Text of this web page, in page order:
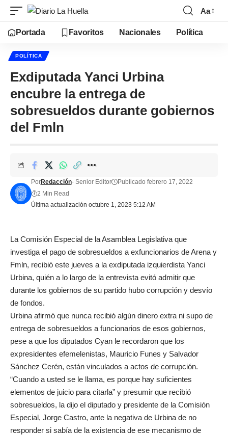
Aa
Portada Favoritos Nacionales Política
POLÍTICA
Exdiputada Yanci Urbina
encubre la entrega de
sobresueldos durante gobiernos
del Fmln
Última actualización octubre 1, 2023 5:12 AM
PorRedacción- Senior Editor
Publicado febrero 17, 2022
2 Min Read
La Comisión Especial de la Asamblea Legislativa que
investiga el pago de sobresueldos a exfuncionarios de Arena y
Fmln, recibió este jueves a la exdiputada izquierdista Yanci
Urbina, quién a lo largo de la entrevista evitó admitir que
durante los gobiernos de su partido hubo corrupción y desvío
de fondos.
Urbina afirmó que nunca recibió algún dinero extra ni supo de
entrega de sobresueldos a funcionarios de esos gobiernos,
pese a que los diputados Cyan le recordaron que los
expresidentes efemelenistas, Mauricio Funes y Salvador
Sánchez Cerén, están vinculados a actos de corrupción.
“Cuando a usted se le llama, es porque hay suficientes
elementos de juicio para citarla” y presumir que recibió
sobresueldos, la dijo el diputado y presidente de la Comisión
Especial, Jorge Castro, ante la negativa de Urbina de no
responder si sabía de la existencia de ese mecanismo de